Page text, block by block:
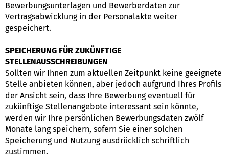
Bewerbungsunterlagen und Bewerberdaten zur
Vertragsabwicklung in der Personalakte weiter
gespeichert.
SPEICHERUNG FÜR ZUKÜNFTIGE
STELLENAUSSCHREIBUNGEN
Sollten wir Ihnen zum aktuellen Zeitpunkt keine geeignete
Stelle anbieten können, aber jedoch aufgrund Ihres Profils
der Ansicht sein, dass Ihre Bewerbung eventuell für
zukünftige Stellenangebote interessant sein könnte,
werden wir Ihre persönlichen Bewerbungsdaten zwölf
Monate lang speichern, sofern Sie einer solchen
Speicherung und Nutzung ausdrücklich schriftlich
zustimmen.